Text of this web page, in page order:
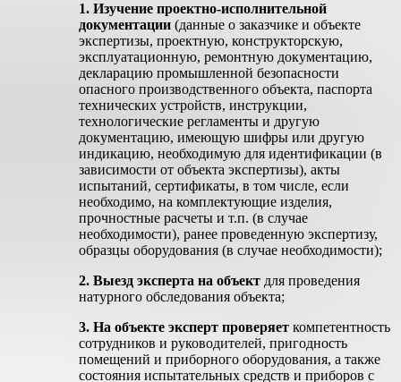
1. Изучение проектно-исполнительной
документации (данные о заказчике и объекте
экспертизы, проектную, конструкторскую,
эксплуатационную, ремонтную документацию,
декларацию промышленной безопасности
опасного производственного объекта, паспорта
технических устройств, инструкции,
технологические регламенты и другую
документацию, имеющую шифры или другую
индикацию, необходимую для идентификации (в
зависимости от объекта экспертизы), акты
испытаний, сертификаты, в том числе, если
необходимо, на комплектующие изделия,
прочностные расчеты и т.п. (в случае
необходимости), ранее проведенную экспертизу,
образцы оборудования (в случае необходимости);
2. Выезд эксперта на объект для проведения
натурного обследования объекта;
3. На объекте эксперт проверяет компетентность
сотрудников и руководителей, пригодность
помещений и приборного оборудования, а также
состояния испытательных средств и приборов с